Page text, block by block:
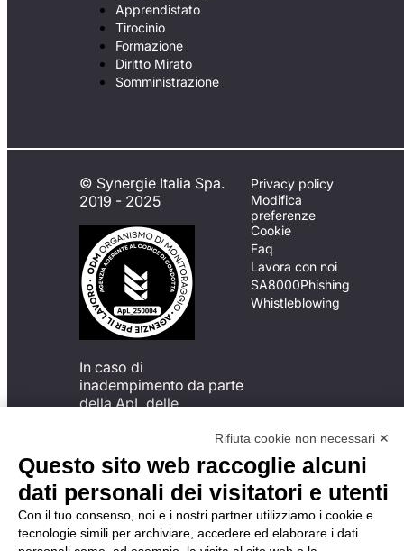
Apprendistato
Tirocinio
Formazione
Diritto Mirato
Somministrazione
© Synergie Italia Spa.
2019 - 2025
In caso di
inadempimento da parte
della ApL delle
del Codice di Condotta, è
possibile presentare un
reclamo
all’Organismo di
Monitoraggio utilizzando
una delle modalità
descritte al seguente
Privacy policy
Modifica
preferenze
Cookie
Faq
Lavora con noi
SA8000Phishing
Whistleblowing
Rifiuta cookie non necessari ✕
Questo sito web raccoglie alcuni
dati personali dei visitatori e utenti
Con il tuo consenso, noi e i nostri partner utilizziamo i cookie e
tecnologie simili per archiviare, accedere ed elaborare i dati